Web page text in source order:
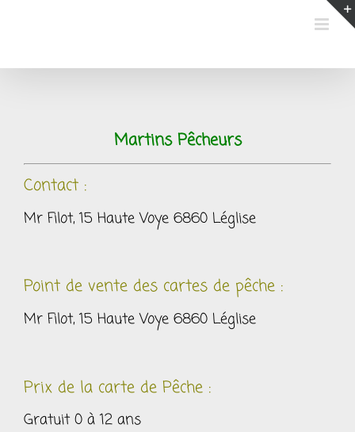
Martins Pêcheurs
Contact :
Mr Filot, 15 Haute Voye 6860 Léglise
Point de vente des cartes de pêche :
Mr Filot, 15 Haute Voye 6860 Léglise
Prix de la carte de Pêche :
Gratuit 0 à 12 ans